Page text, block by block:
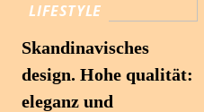
LIFESTYLE
Skandinavisches
design. Hohe qualität:
eleganz und